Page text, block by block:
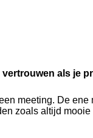
vertrouwen als je
meeting. De
zoals altijd